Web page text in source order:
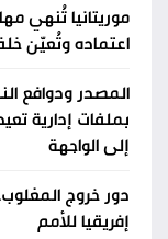
موريتانيا تُنهي
اعتماده وتُعيّن
المصدر ودوافع
بملفات إدارية
إلى الواجهة
دور خروج
إفريقيا للأمم